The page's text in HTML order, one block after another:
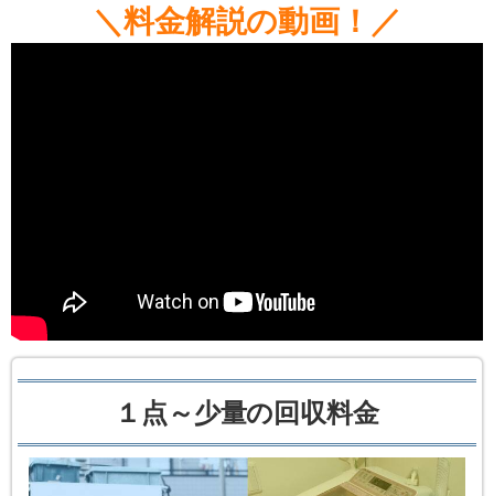
＼料金解説の動画！／
１点～少量の回収料金